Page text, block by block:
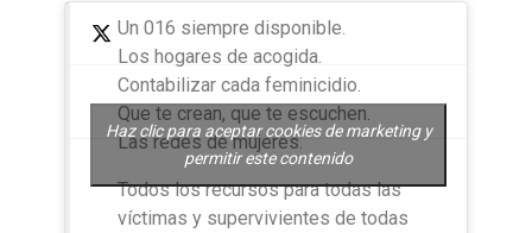
Un 016 siempre disponible.
Los hogares de acogida.
Contabilizar cada feminicidio.
Que te crean, que te escuchen.
Las redes de mujeres.
Todos los recursos para todas las
víctimas y supervivientes de todas
Haz clic para aceptar cookies de marketing y
permitir este contenido